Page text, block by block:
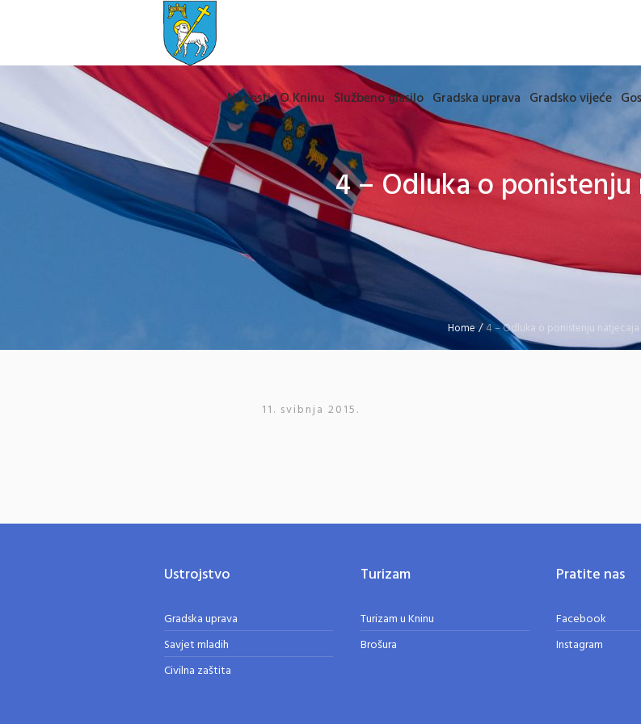
Novosti O Kninu Službeno glasilo Gradska uprava Gradsko vijeće
4 – Odluka o
Home /4 – Odluka o ponistenju natjecaja
11. svibnja 2015.
Ustrojstvo
Gradska uprava
Savjet mladih
Civilna zaštita
Turizam
Turizam u Kninu
Brošura
Pratite nas
Facebook
Instagram